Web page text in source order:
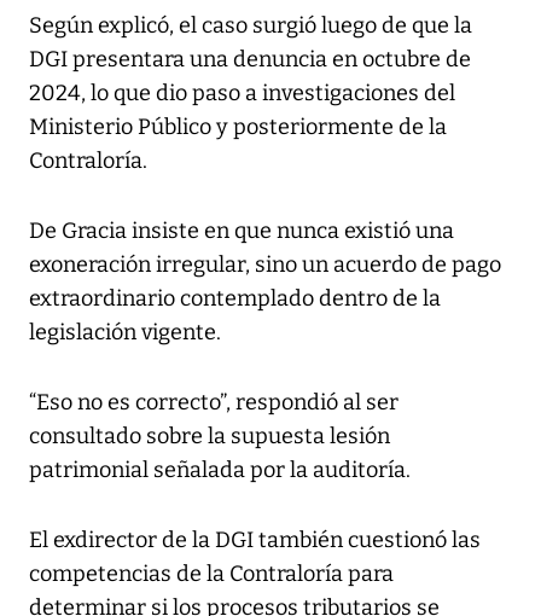
Según explicó, el caso surgió luego de que la
DGI presentara una denuncia en octubre de
2024, lo que dio paso a investigaciones del
Ministerio Público y posteriormente de la
Contraloría.
De Gracia insiste en que nunca existió una
exoneración irregular, sino un acuerdo de pago
extraordinario contemplado dentro de la
legislación vigente.
“Eso no es correcto”, respondió al ser
consultado sobre la supuesta lesión
patrimonial señalada por la auditoría.
El exdirector de la DGI también cuestionó las
competencias de la Contraloría para
determinar si los procesos tributarios se